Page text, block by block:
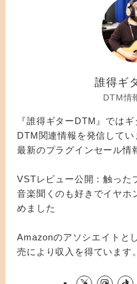
誰得ギ
DTM情
『誰得ギターDTM』では
DTM関連情報を発信してい
最新のプラグインセール情
VSTレビュー公開：触った
音楽聞くのも好きでイヤホ
めました
Amazonのアソシエイトと
売により収入を得ています。